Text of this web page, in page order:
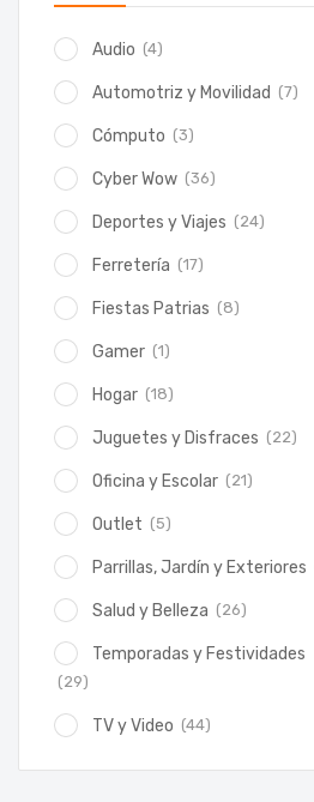
Audio (4)
Automotriz y Movilidad (7)
Cómputo (3)
Cyber Wow (36)
Deportes y Viajes (24)
Ferretería (17)
Fiestas Patrias (8)
Gamer (1)
Hogar (18)
Juguetes y Disfraces (22)
Oficina y Escolar (21)
Outlet (5)
Parrillas, Jardín y Exteriores
Salud y Belleza (26)
Temporadas y Festividades
(29)
TV y Video (44)